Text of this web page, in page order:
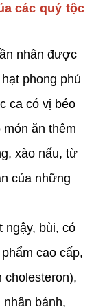
các quý tộc
nhân được
phong phú
ca có vị béo
ăn thêm
xào nấu, từ
của những
ngậy, bùi, có
cao cấp,
cholesteron),
bánh,